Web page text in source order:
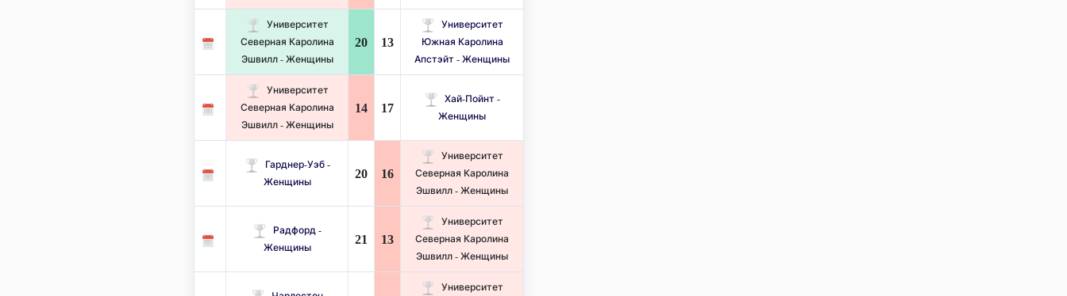
Университет
Северная Каролина
Эшвилл - Женщины
20 13
Университет
Южная Каролина
Апстэйт - Женщины
Университет
Северная Каролина
Эшвилл - Женщины
14 17
Хай-Пойнт -
Женщины
Гарднер-Уэб -
Женщины
20 16
Университет
Северная Каролина
Эшвилл - Женщины
Радфорд -
Женщины
21 13
Университет
Северная Каролина
Эшвилл - Женщины
Университет